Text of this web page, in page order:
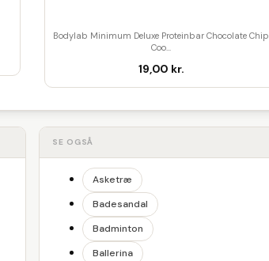
Bodylab Minimum Deluxe Proteinbar Chocolate Chip
Coo...
19,00 kr.
SE OGSÅ
Asketræ
Badesandal
Badminton
Ballerina